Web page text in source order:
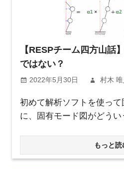
【RESPチーム四方山話
ではない？
2022年5月30日 村木 唯
初めて解析ソフトを使っ
に、固有モード図がどうい
もっと読